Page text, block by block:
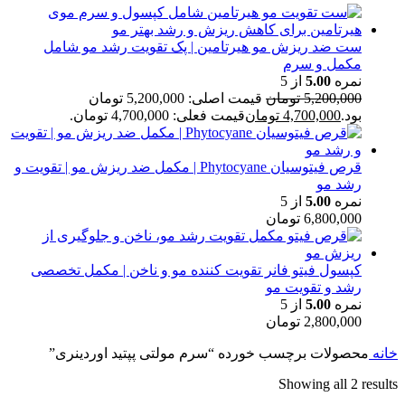
ست ضد ریزش مو هیرتامین | پک تقویت رشد مو شامل
مکمل و سرم
نمره 5.00 از 5
5,200,000 تومان
قیمت اصلی: 5,200,000 تومان
بود.4,700,000 تومانقیمت فعلی: 4,700,000 تومان.
قرص فیتوسیان Phytocyane | مکمل ضد ریزش مو | تقویت و
رشد مو
نمره 5.00 از 5
6,800,000 تومان
کپسول فیتو فانر تقویت کننده مو و ناخن | مکمل تخصصی
رشد و تقویت مو
نمره 5.00 از 5
2,800,000 تومان
خانه محصولات برچسب خورده “سرم مولتی پپتید اوردینری”
Showing all 2 results